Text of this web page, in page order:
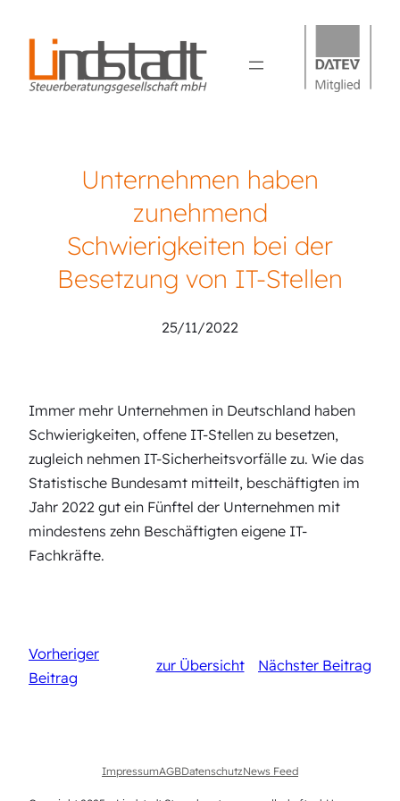
Unternehmen haben
zunehmend
Schwierigkeiten bei der
Besetzung von IT-Stellen
25/11/2022
Immer mehr Unternehmen in Deutschland haben
Schwierigkeiten, offene IT-Stellen zu besetzen,
zugleich nehmen IT-Sicherheitsvorfälle zu. Wie das
Statistische Bundesamt mitteilt, beschäftigten im
Jahr 2022 gut ein Fünftel der Unternehmen mit
mindestens zehn Beschäftigten eigene IT-
Fachkräfte.
Vorheriger
Beitrag
zur Übersicht Nächster Beitrag
ImpressumAGBDatenschutzNews Feed